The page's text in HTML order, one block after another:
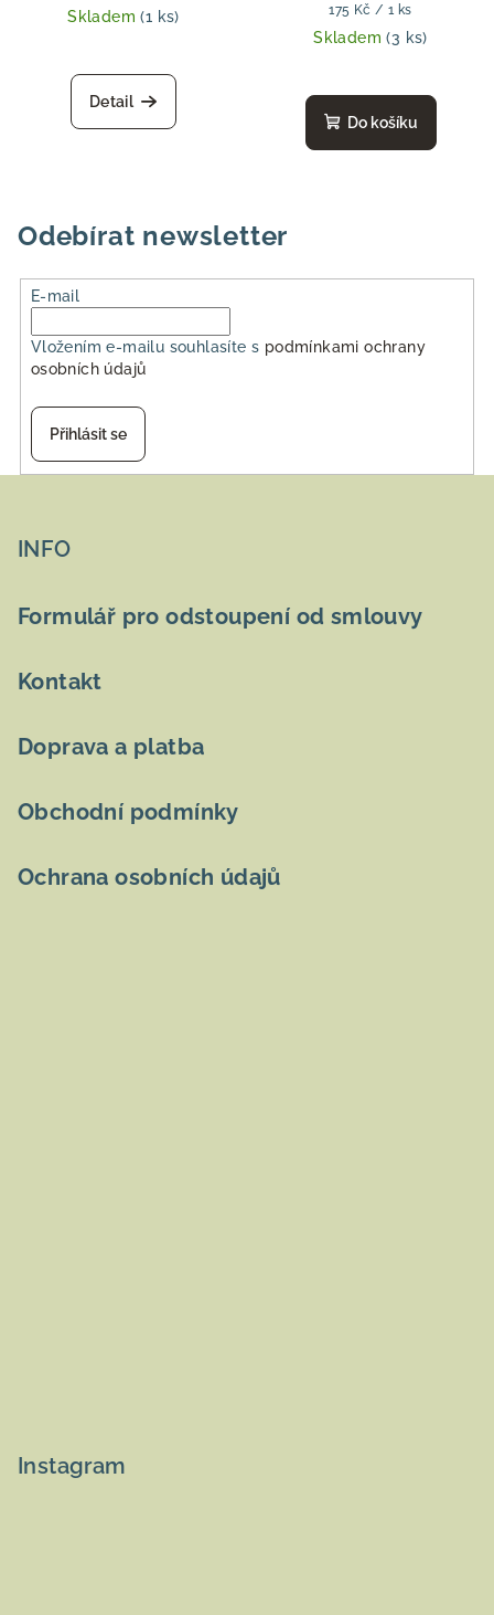
cm
Skladem(1 ks)
Detail
Měrná
cena:
175 Kč / 1 ks
Skladem(3 ks)
Do košíku
Odebírat newsletter
E-mail
Vložením e-mailu souhlasíte s podmínkami ochrany
osobních údajů
Přihlásit se
INFO
Formulář pro odstoupení od smlouvy
Kontakt
Doprava a platba
Obchodní podmínky
Ochrana osobních údajů
Instagram